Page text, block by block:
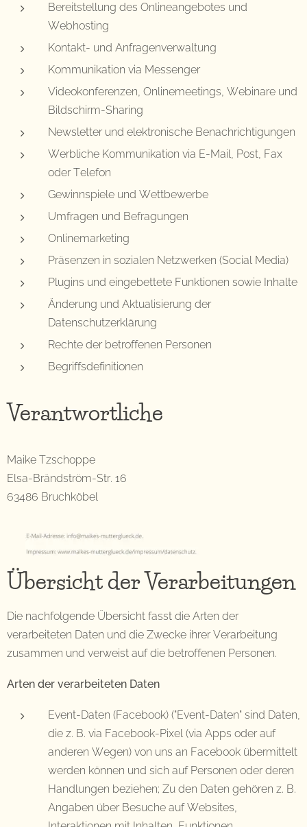
Bereitstellung des Onlineangebotes und
Webhosting
Kontakt- und Anfragenverwaltung
Kommunikation via Messenger
Videokonferenzen, Onlinemeetings, Webinare und
Bildschirm-Sharing
Newsletter und elektronische Benachrichtigungen
Werbliche Kommunikation via E-Mail, Post, Fax
oder Telefon
Gewinnspiele und Wettbewerbe
Umfragen und Befragungen
Onlinemarketing
Präsenzen in sozialen Netzwerken (Social Media)
Plugins und eingebettete Funktionen sowie Inhalte
Änderung und Aktualisierung der
Datenschutzerklärung
Rechte der betroffenen Personen
Begriffsdefinitionen
Verantwortliche
Maike Tzschoppe
Elsa-Brändström-Str. 16
63486 Bruchköbel
Übersicht der Verarbeitungen
Die nachfolgende Übersicht fasst die Arten der
verarbeiteten Daten und die Zwecke ihrer Verarbeitung
zusammen und verweist auf die betroffenen Personen.
Arten der verarbeiteten Daten
Event-Daten (Facebook) ("Event-Daten" sind Daten,
die z. B. via Facebook-Pixel (via Apps oder auf
anderen Wegen) von uns an Facebook übermittelt
werden können und sich auf Personen oder deren
Handlungen beziehen; Zu den Daten gehören z. B.
Angaben über Besuche auf Websites,